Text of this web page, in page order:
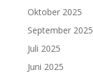
Oktober 2025
September 2025
Juli 2025
Juni 2025